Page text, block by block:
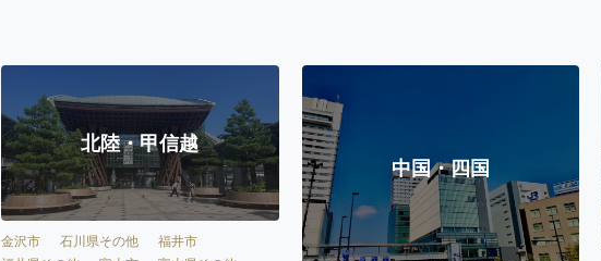
北陸・甲信越
金沢市 石川県その他
福井市
中国・四国